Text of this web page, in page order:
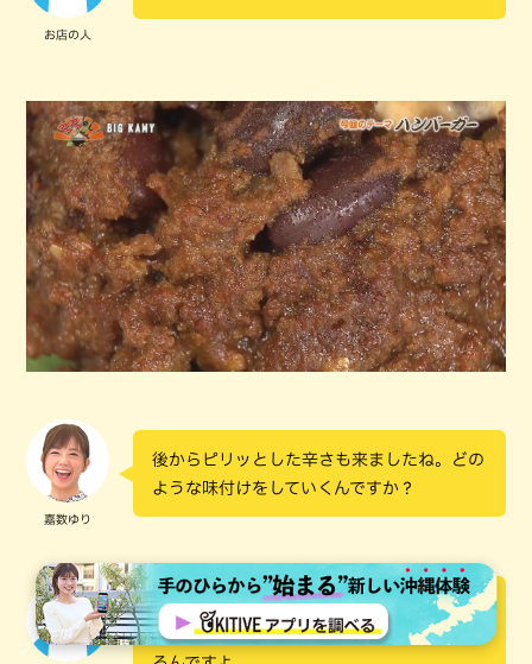
お店の人
嘉数ゆり
後からピリッとした辛さも来ましたね。どの
ような味付けをしていくんですか？
20種類のスパイスを使ってて、自分たちでも
真似できなくて、ヒューイさんにお願いして